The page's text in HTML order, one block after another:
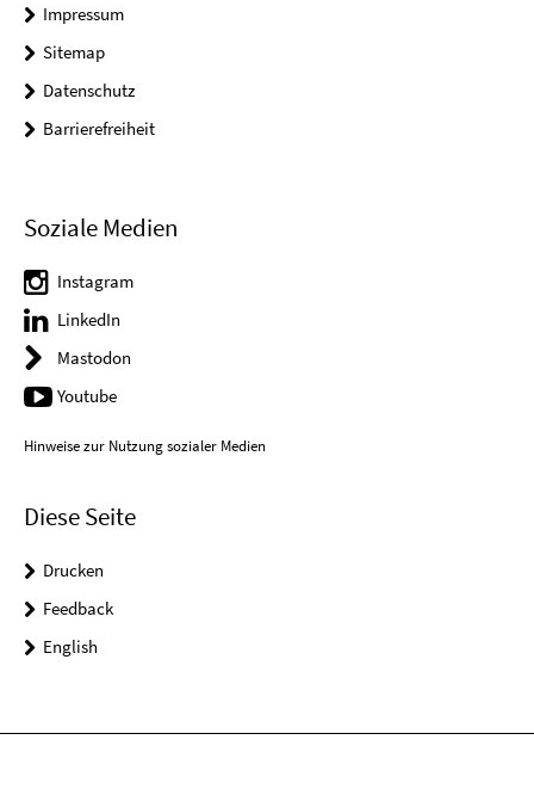
Impressum
Sitemap
Datenschutz
Barrierefreiheit
Soziale Medien
Instagram
LinkedIn
Mastodon
Youtube
Hinweise zur Nutzung sozialer Medien
Diese Seite
Drucken
Feedback
English